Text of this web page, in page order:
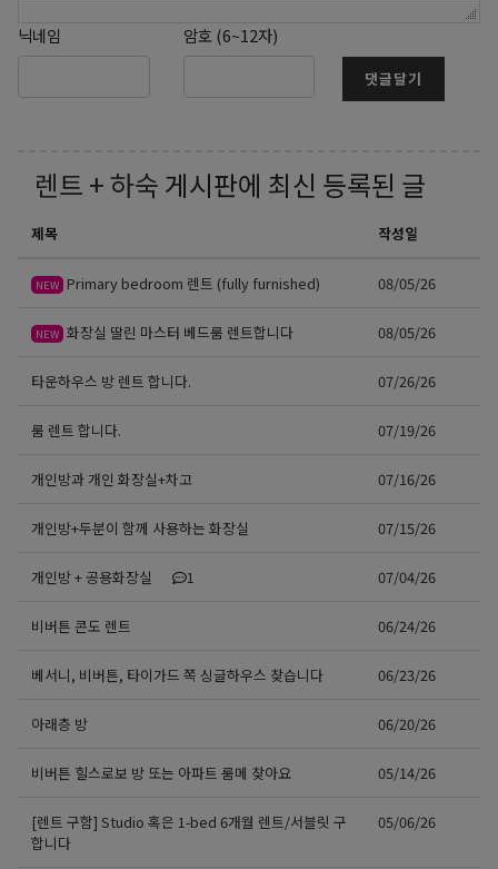
닉네임 암호 (6~12자)
댓글달기
렌트 + 하숙 게시판에 최신 등록된 글
제목 작성일
NEW Primary bedroom 렌트 (fully furnished) 08/05/26
NEW 화장실 딸린 마스터 베드룸 렌트합니다 08/05/26
타운하우스 방 렌트 합니다. 07/26/26
룸 렌트 합니다. 07/19/26
개인방과 개인 화장실+차고 07/16/26
개인방+두분이 함께 사용하는 화장실 07/15/26
개인방 + 공용화장실 1 07/04/26
비버튼 콘도 렌트 06/24/26
베서니, 비버튼, 타이가드 쪽 싱글하우스 찾습니다 06/23/26
아래층 방 06/20/26
비버튼 힐스로보 방 또는 아파트 룸메 찾아요 05/14/26
[렌트 구함] Studio 혹은 1-bed 6개월 렌트/서블릿 구
합니다
05/06/26